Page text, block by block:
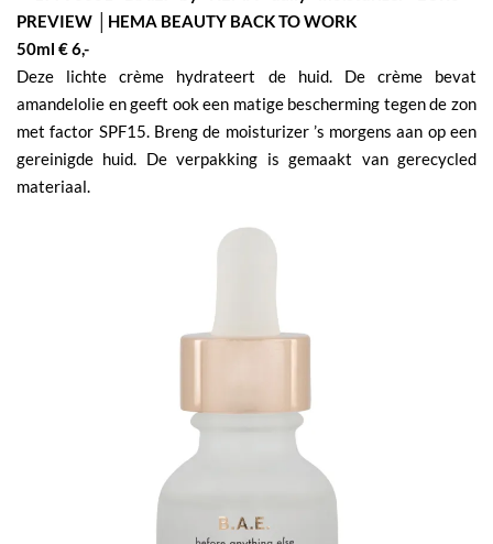
50ml € 6,-
Deze lichte crème hydrateert de huid. De crème bevat
amandelolie en geeft ook een matige bescherming tegen de zon
met factor SPF15. Breng de moisturizer ’s morgens aan op een
gereinigde huid. De verpakking is gemaakt van gerecycled
materiaal.